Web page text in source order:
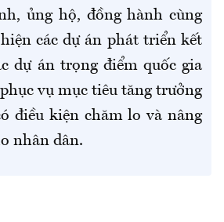
ủng hộ, đồng hành cùng
các dự án phát triển kết
dự án trọng điểm quốc gia
vụ mục tiêu tăng trưởng
điều kiện chăm lo và nâng
nhân dân.